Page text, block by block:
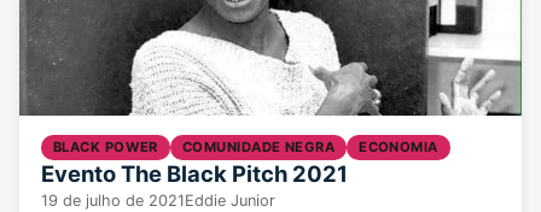
BLACK POWER COMUNIDADE NEGRA ECONOMIA
Evento The Black Pitch 2021
19 de julho de 2021Eddie Junior